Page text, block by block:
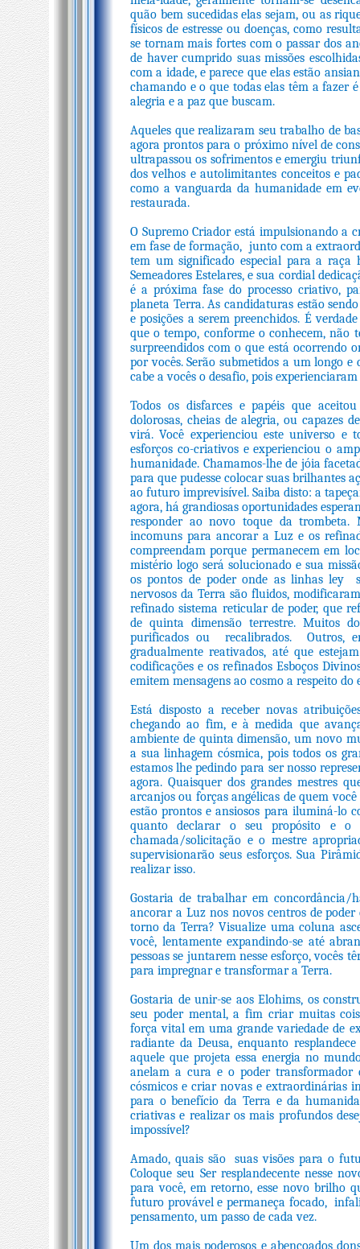
quão bem sucedidas elas sejam, ou as
físicos de estresse ou doenças, como
se tornam mais fortes com o passar dos
de haver cumprido suas missões
com a idade, e parece que elas estão
chamando e o que todas elas têm a fazer
alegria e a paz que buscam.
Aqueles que realizaram seu trabalho de
agora prontos para o próximo nível de
ultrapassou os sofrimentos e emergiu
dos velhos e autolimitantes conceitos e
como a vanguarda da humanidade em
restaurada.
O Supremo Criador está impulsionando a
em fase de formação, junto com a
tem um significado especial para a raça
Semeadores Estelares, e sua cordial
é a próxima fase do processo criativo,
planeta Terra. As candidaturas estão
e posições a serem preenchidos. É
que o tempo, conforme o conhecem, não
surpreendidos com o que está ocorrendo
por vocês. Serão submetidos a um longo
cabe a vocês o desafio, pois
Todos os disfarces e papéis que
dolorosas, cheias de alegria, ou capazes
virá. Você experienciou este universo e
esforços co-criativos e experienciou o
humanidade. Chamamos-lhe de jóia
para que pudesse colocar suas brilhantes
ao futuro imprevisível. Saiba disto: a
agora, há grandiosas oportunidades
responder ao novo toque da trombeta.
incomuns para ancorar a Luz e os
compreendam porque permanecem em
mistério logo será solucionado e sua
os pontos de poder onde as linhas ley
nervosos da Terra são fluidos,
refinado sistema reticular de poder, que
de quinta dimensão terrestre. Muitos
purificados ou recalibrados. Outros,
gradualmente reativados, até que
codificações e os refinados Esboços
emitem mensagens ao cosmo a respeito
Está disposto a receber novas
chegando ao fim, e à medida que
ambiente de quinta dimensão, um novo
a sua linhagem cósmica, pois todos os
estamos lhe pedindo para ser nosso
agora. Quaisquer dos grandes mestres
arcanjos ou forças angélicas de quem
estão prontos e ansiosos para iluminá-lo
quanto declarar o seu propósito e o
chamada/solicitação e o mestre
supervisionarão seus esforços. Sua
realizar isso.
Gostaria de trabalhar em concordância/
ancorar a Luz nos novos centros de
torno da Terra? Visualize uma coluna
você, lentamente expandindo-se até
pessoas se juntarem nesse esforço, vocês
para impregnar e transformar a Terra.
Gostaria de unir-se aos Elohims, os
seu poder mental, a fim criar muitas
força vital em uma grande variedade de
radiante da Deusa, enquanto
aquele que projeta essa energia no
anelam a cura e o poder transformador
cósmicos e criar novas e extraordinárias
para o benefício da Terra e da
criativas e realizar os mais profundos
impossível?
Amado, quais são suas visões para o
Coloque seu Ser resplandecente nesse
para você, em retorno, esse novo brilho
futuro provável e permaneça focado,
pensamento, um passo de cada vez.
Um dos mais poderosos e abençoados